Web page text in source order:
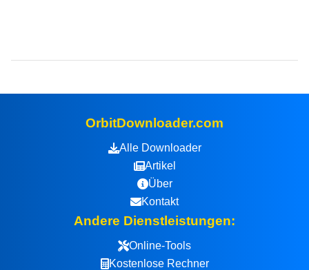
OrbitDownloader.com
Alle Downloader
Artikel
Über
Kontakt
Andere Dienstleistungen:
Online-Tools
Kostenlose Rechner